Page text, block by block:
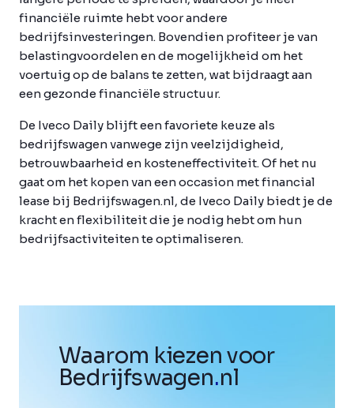
financiële ruimte hebt voor andere
bedrijfsinvesteringen. Bovendien profiteer je van
belastingvoordelen en de mogelijkheid om het
voertuig op de balans te zetten, wat bijdraagt aan
een gezonde financiële structuur.
De Iveco Daily blijft een favoriete keuze als
bedrijfswagen vanwege zijn veelzijdigheid,
betrouwbaarheid en kosteneffectiviteit. Of het nu
gaat om het kopen van een occasion met financial
lease bij Bedrijfswagen.nl, de Iveco Daily biedt je de
kracht en flexibiliteit die je nodig hebt om hun
bedrijfsactiviteiten te optimaliseren.
Waarom kiezen voor
Bedrijfswagen.nl